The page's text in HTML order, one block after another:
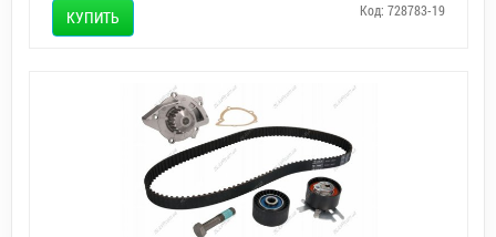
КУПИТЬ Код: 728783-19